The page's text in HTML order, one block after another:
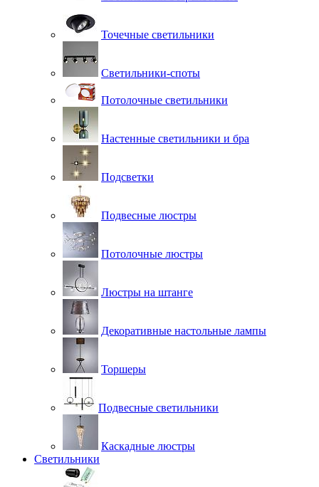
Точечные светильники
Светильники-споты
Потолочные светильники
Настенные светильники и бра
Подсветки
Подвесные люстры
Потолочные люстры
Люстры на штанге
Декоративные настольные лампы
Торшеры
Подвесные светильники
Каскадные люстры
Светильники